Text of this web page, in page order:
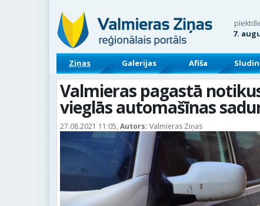
7.
Ziņas Galerijas Afiša
Valmieras pagastā
vieglās automašīnas
27.08.2021 11:05, Autors: Valmieras Ziņas